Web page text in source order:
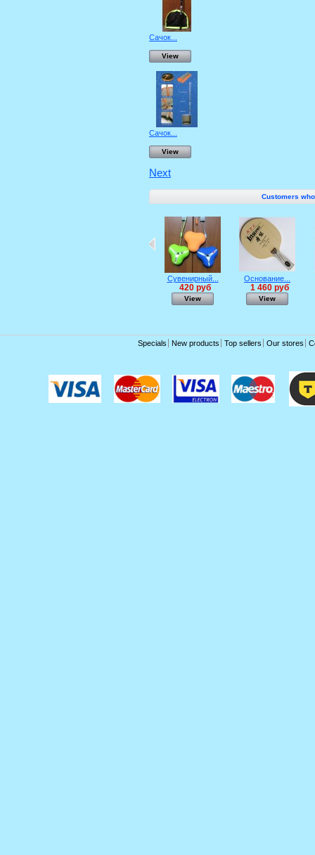
Сачок...
View
Сачок...
View
Next
Customers
Сувенирный...
420 руб
View
Основание...
1 460 руб
View
Specials New products Top sellers Our stores